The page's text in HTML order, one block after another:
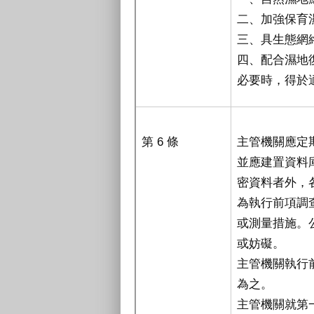
二、加強保育
三、具生態網
四、配合濕地
必要時，得於
第 6 條
主管機關應定
並應建置資料
密資料者外，
為執行前項調
或測量措施。
或妨礙。
主管機關執行
為之。
主管機關就第